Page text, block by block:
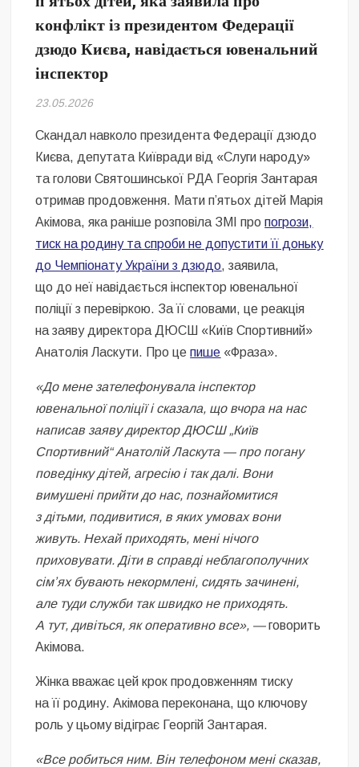
Безугла закликає валити Сирського
Світові бренди одягу та взуття: розвиток ринку та вплив на
сучасну моду
Командувач ВМС Неїжпапа закликав не дестабілізувати ситуацію
навколо керівництва армії
конфлікт із президентом Федерації
дзюдо Києва, навідається ювенальний
інспектор
23.05.2026
Скандал навколо президента Федерації дзюдо
Києва, депутата Київради від «Слуги народу»
та голови Святошинської РДА Георгія Зантарая
отримав продовження. Мати п’ятьох дітей Марія
Акімова, яка раніше розповіла ЗМІ пропогрози,
тиск на родину та спроби не допустити її доньку
до Чемпіонату України з дзюдо, заявила,
що до неї навідається інспектор ювенальної
поліції з перевіркою. За її словами, це реакція
на заяву директора ДЮСШ «Київ Спортивний»
Анатолія Ласкути. Про цепише «Фраза».
«До мене зателефонувала інспектор
ювенальної поліції і сказала, що вчора на нас
написав заяву директор ДЮСШ „Київ
Спортивний“ Анатолій Ласкута — про погану
поведінку дітей, агресію і так далі. Вони
вимушені прийти до нас, познайомитися
з дітьми, подивитися, в яких умовах вони
живуть. Нехай приходять, мені нічого
приховувати. Діти в справді неблагополучних
сімʼях бувають некормлені, сидять зачинені,
але туди служби так швидко не приходять.
А тут, дивіться, як оперативно все», —говорить
Акімова.
Жінка вважає цей крок продовженням тиску
на її родину. Акімова переконана, що ключову
роль у цьому відіграє Георгій Зантарая.
«Все робиться ним. Він телефоном мені сказав,